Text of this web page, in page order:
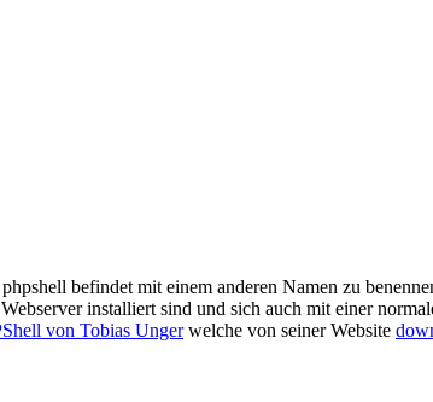
befindet mit einem anderen Namen zu
installiert sind und sich auch mit einer
von Tobias Ungerwelche von seiner Website